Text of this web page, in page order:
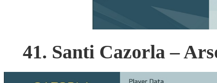
41. Santi Cazorla –